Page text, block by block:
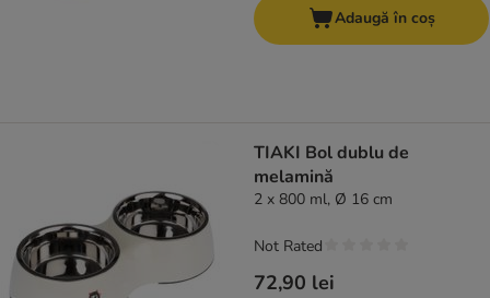
Adaugă în coș
TIAKI Bol dublu de
melamină
2 x 800 ml, Ø 16 cm
72,90 lei
Not Rated